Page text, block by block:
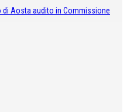
di Aosta audito in Commissione